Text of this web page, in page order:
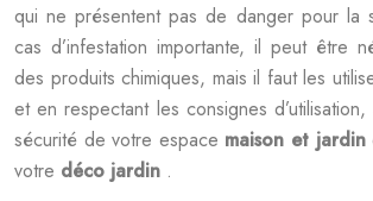
qui ne présentent pas de danger pour la
cas d’infestation importante, il peut être
des produits chimiques, mais il faut les
et en respectant les consignes
sécurité de votre espace maison et jardin
votre déco jardin .